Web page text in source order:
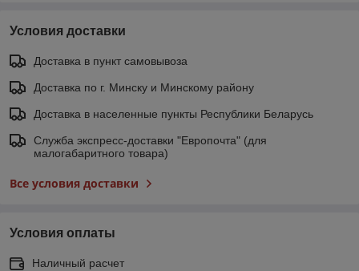
Условия доставки
Доставка в пункт самовывоза
Доставка по г. Минску и Минскому району
Доставка в населенные пункты Республики Беларусь
Служба экспресс-доставки "Европочта" (для
малогабаритного товара)
Все условия доставки
Условия оплаты
Наличный расчет